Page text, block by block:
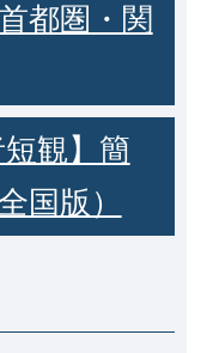
都圏・関
短観】簡
国版）